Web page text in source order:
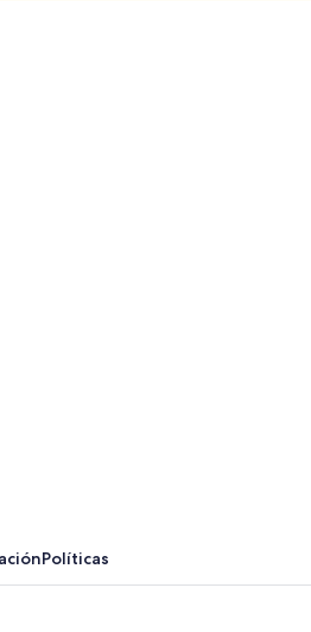
Políticas